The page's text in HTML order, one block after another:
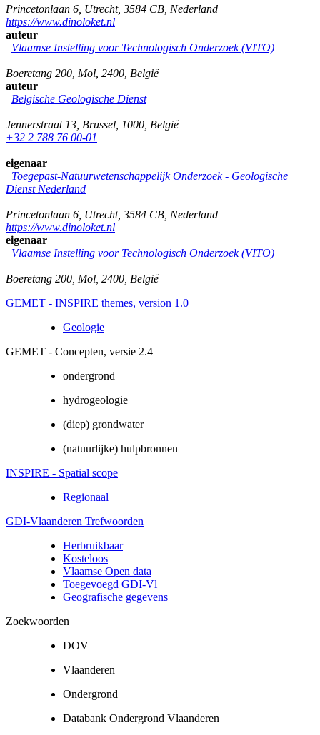
Princetonlaan 6 Utrecht, 3584 CB Nederland
https://www.dinoloket.nl
auteur
Vlaamse Instelling voor Technologisch Onderzoek (VITO)
Boeretang 200 Mol 2400 België
auteur
Belgische Geologische Dienst
Jennerstraat 13 Brussel 1000 België
+32 2 788 76 00-01
eigenaar
Toegepast-Natuurwetenschappelijk Onderzoek - Geologische
Dienst Nederland
Princetonlaan 6 Utrecht, 3584 CB Nederland
https://www.dinoloket.nl
eigenaar
Vlaamse Instelling voor Technologisch Onderzoek (VITO)
Boeretang 200 Mol 2400 België
GEMET - INSPIRE themes, version 1.0
Geologie
GEMET - Concepten, versie 2.4
ondergrond
hydrogeologie
(diep) grondwater
(natuurlijke) hulpbronnen
INSPIRE - Spatial scope
Regionaal
GDI-Vlaanderen Trefwoorden
Herbruikbaar
Kosteloos
Vlaamse Open data
Toegevoegd GDI-Vl
Geografische gegevens
Zoekwoorden
DOV
Vlaanderen
Ondergrond
Databank Ondergrond Vlaanderen